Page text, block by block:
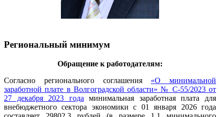
Региональный минимум
Обращение к работодателям:
Согласно регионального соглашения «О минимальной
заработной плате в Волгоградской области» № С-55/2023 от
27 декабря 2023 года минимальная заработная плата для
внебюджетного сектора экономики с 01 января 2026 года